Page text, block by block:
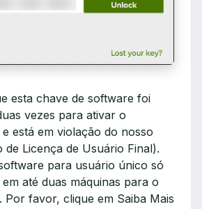
esta chave de software foi
vezes para ativar o
e está em violação do nosso
de Licença de Usuário Final).
para usuário único só
até duas máquinas para o
Por favor, clique em Saiba Mais